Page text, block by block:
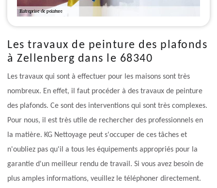
Les travaux de peinture des plafonds
à Zellenberg dans le 68340
Les travaux qui sont à effectuer pour les maisons sont très
nombreux. En effet, il faut procéder à des travaux de peinture
des plafonds. Ce sont des interventions qui sont très complexes.
Pour nous, il est très utile de rechercher des professionnels en
la matière. KG Nettoyage peut s'occuper de ces tâches et
n'oubliez pas qu'il a tous les équipements appropriés pour la
garantie d'un meilleur rendu de travail. Si vous avez besoin de
plus amples informations, veuillez le téléphoner directement.